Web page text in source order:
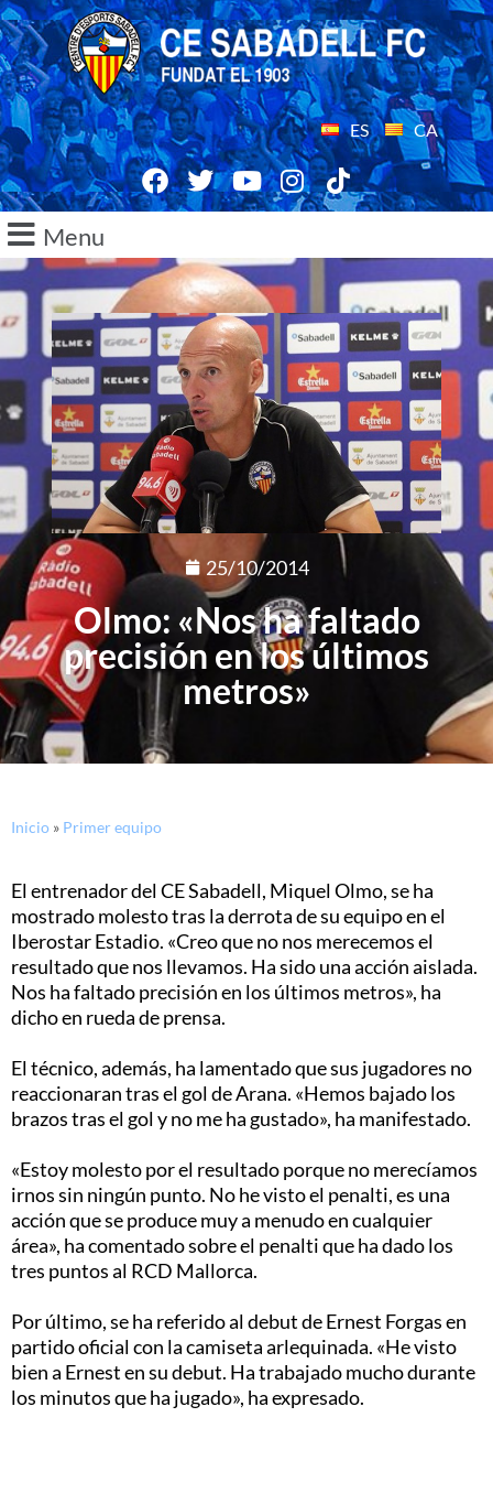
ES CA
Menu
25/10/2014
Olmo: «Nos ha faltado
precisión en los últimos
metros»
Inicio » Primer equipo
El entrenador del CE Sabadell, Miquel Olmo, se ha
mostrado molesto tras la derrota de su equipo en el
Iberostar Estadio. «Creo que no nos merecemos el
resultado que nos llevamos. Ha sido una acción aislada.
Nos ha faltado precisión en los últimos metros», ha
dicho en rueda de prensa.
El técnico, además, ha lamentado que sus jugadores no
reaccionaran tras el gol de Arana. «Hemos bajado los
brazos tras el gol y no me ha gustado», ha manifestado.
«Estoy molesto por el resultado porque no merecíamos
irnos sin ningún punto. No he visto el penalti, es una
acción que se produce muy a menudo en cualquier
área», ha comentado sobre el penalti que ha dado los
tres puntos al RCD Mallorca.
Por último, se ha referido al debut de Ernest Forgas en
partido oficial con la camiseta arlequinada. «He visto
bien a Ernest en su debut. Ha trabajado mucho durante
los minutos que ha jugado», ha expresado.